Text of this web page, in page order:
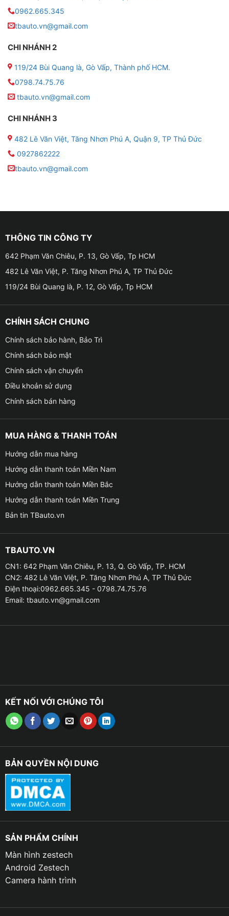
trong xe.
VF3
➤ Màn hình Android cho xe Vinfast VF3 không chỉ đơn
thuần là một thiết bị giúp giải trí mà còn tích hợp nhiều
tính năng thông minh và tiện ích. Người dùng có thể dễ
dàng truy cập internet, xem phim, nghe nhạc, đọc tin
android. Điều này giúp tạo ra một không gian làm việc
và giải trí linh hoạt và nhanh chóng tiện lợi.
➤ Ngoài ra, màn hình android cũng tích hợp các ứng
va chạm, giúp tài xế có thể quản lý và điều khiển xe
một cách an toàn và hiệu quả nhất .
Giá bán màn hình Android cho xe VinFast
➤ Thậm chí bạn còn khắc phục được những tình trạng
Trang bị màn hình hiển thị với kích thước lớn hơn so
với màn zin , điều đó đem đến cho bạn những trải
nghiệm hình ảnh tốt hơn.
chiếc máy tính bảng sang trọng và hiện đại giúp tôn
lên vẻ đẹp của nội thất ô tô.
➤ Màn hình Android cho xe Vinfast VF3 có nhiều tính
0962.665.345
tbauto.vn@gmail.com
CHI NHÁNH 2
119/24 Bùi Quang là, Gò Vấp, Thành phố HCM.
0798.74.75.76
tbauto.vn@gmail.com
CHI NHÁNH 3
482 Lê Văn Việt, Tăng Nhơn Phú A, Quận 9, TP Thủ Đức
0927862222
tbauto.vn@gmail.com
THÔNG TIN CÔNG TY
642 Phạm Văn Chiêu, P. 13, Gò Vấp, Tp HCM
482 Lê Văn Việt, P. Tăng Nhơn Phú A, TP Thủ Đức
119/24 Bùi Quang là, P. 12, Gò Vấp, Tp HCM
CHÍNH SÁCH CHUNG
Chính sách bảo hành, Bảo Trì
Chính sách bảo mật
Chính sách vận chuyển
Điều khoản sử dụng
Chính sách bán hàng
MUA HÀNG & THANH TOÁN
Hướng dẫn mua hàng
Hướng dẫn thanh toán Miền Nam
Hướng dẫn thanh toán Miền Bắc
Hướng dẫn thanh toán Miền Trung
Bản tin TBauto.vn
TBAUTO.VN
CN1: 642 Phạm Văn Chiêu, P. 13, Q. Gò Vấp, TP. HCM
CN2: 482 Lê Văn Việt, P. Tăng Nhơn Phú A, TP Thủ Đức
Điện thoại:0962.665.345 - 0798.74.75.76
Email: tbauto.vn@gmail.com
KẾT NỐI VỚI CHÚNG TÔI
BẢN QUYỀN NỘI DUNG
SẢN PHẨM CHÍNH
Màn hình zestech
Android Zestech
Camera hành trình